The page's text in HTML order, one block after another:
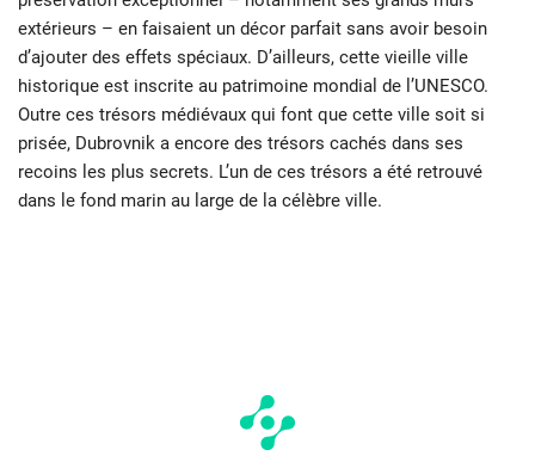
extérieurs – en faisaient un décor parfait sans avoir besoin
d’ajouter des effets spéciaux. D’ailleurs, cette vieille ville
historique est inscrite au patrimoine mondial de l’UNESCO.
Outre ces trésors médiévaux qui font que cette ville soit si
prisée, Dubrovnik a encore des trésors cachés dans ses
recoins les plus secrets. L’un de ces trésors a été retrouvé
dans le fond marin au large de la célèbre ville.